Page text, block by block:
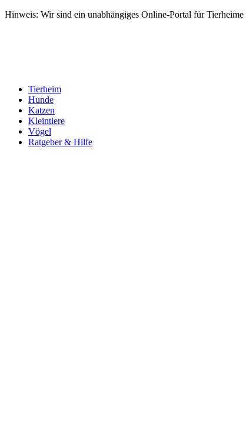
Hinweis: Wir sind ein unabhängiges Online-Portal für
Tierheim
Hunde
Katzen
Kleintiere
Vögel
Ratgeber & Hilfe